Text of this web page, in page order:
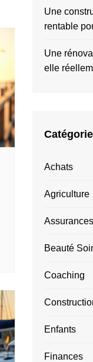
Une
rentable
Une
elle
Achats
Agriculture
Assurances
Beauté
Coaching
Enfants
Finances